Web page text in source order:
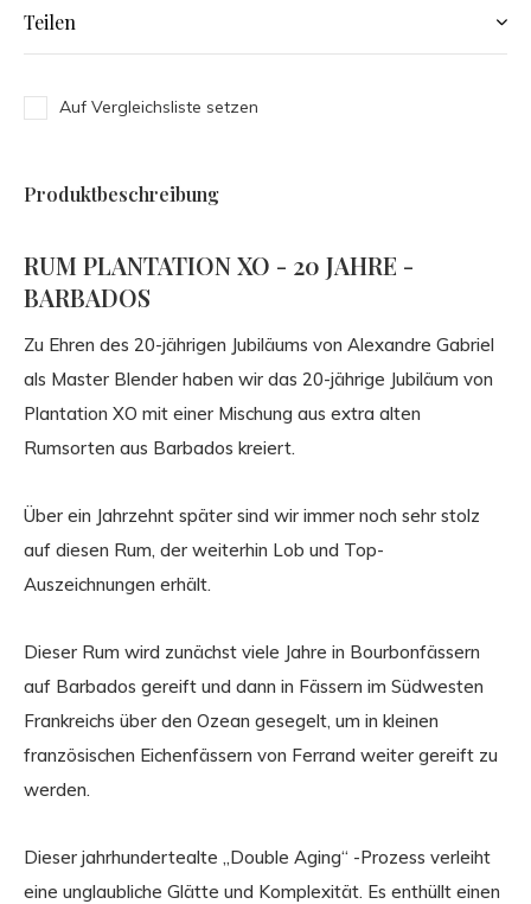
Teilen
Auf Vergleichsliste setzen
Produktbeschreibung
RUM PLANTATION XO - 20 JAHRE -
BARBADOS
Zu Ehren des 20-jährigen Jubiläums von Alexandre Gabriel
als Master Blender haben wir das 20-jährige Jubiläum von
Plantation XO mit einer Mischung aus extra alten
Rumsorten aus Barbados kreiert.
Über ein Jahrzehnt später sind wir immer noch sehr stolz
auf diesen Rum, der weiterhin Lob und Top-
Auszeichnungen erhält.
Dieser Rum wird zunächst viele Jahre in Bourbonfässern
auf Barbados gereift und dann in Fässern im Südwesten
Frankreichs über den Ozean gesegelt, um in kleinen
französischen Eichenfässern von Ferrand weiter gereift zu
werden.
Dieser jahrhundertealte „Double Aging“ -Prozess verleiht
eine unglaubliche Glätte und Komplexität. Es enthüllt einen